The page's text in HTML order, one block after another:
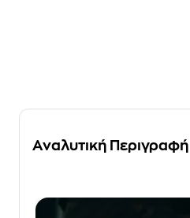
Αναλυτική Περιγραφή